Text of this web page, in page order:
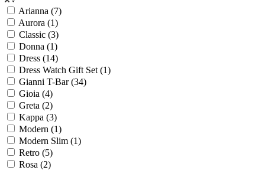
Arianna (7)
Aurora (1)
Classic (3)
Donna (1)
Dress (14)
Dress Watch Gift Set (1)
Gianni T-Bar (34)
Gioia (4)
Greta (2)
Kappa (3)
Modern (1)
Modern Slim (1)
Retro (5)
Rosa (2)